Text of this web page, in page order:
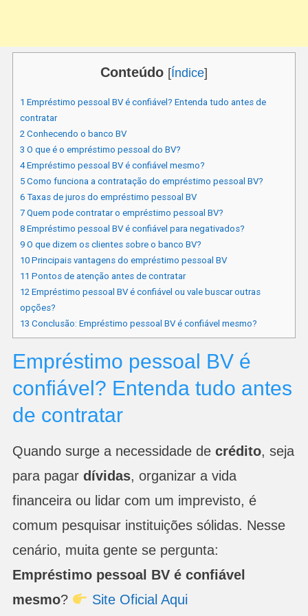
Conteúdo [Índice]
1 Empréstimo pessoal BV é confiável? Entenda tudo antes de
contratar
2 Conhecendo o banco BV
3 O que é o empréstimo pessoal do BV?
4Empréstimo pessoal BV é confiável mesmo?
5Como funciona a contratação do empréstimo pessoal BV?
6Taxas de juros do empréstimo pessoal BV
7Quem pode contratar o empréstimo pessoal BV?
8Empréstimo pessoal BV é confiável para negativados?
9O que dizem os clientes sobre o banco BV?
10Principais vantagens do empréstimo pessoal BV
11 Pontos de atenção antes de contratar
12 Empréstimo pessoal BV é confiável ou vale buscar outras
opções?
13 Conclusão: Empréstimo pessoal BV é confiável mesmo?
Empréstimo pessoal BV é
confiável? Entenda tudo antes
de contratar
Quando surge a necessidade de crédito, seja
para pagar dívidas, organizar a vida
financeira ou lidar com um imprevisto, é
comum pesquisar instituições sólidas. Nesse
cenário, muita gente se pergunta:
Empréstimo pessoal BV é confiável
mesmo? Site Oficial Aqui